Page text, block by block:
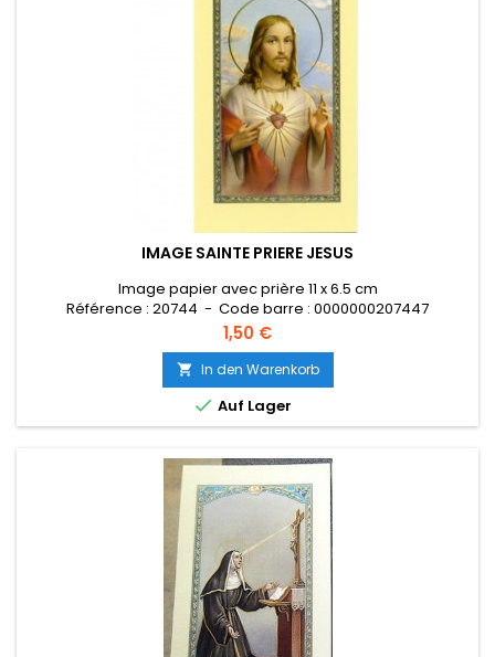
IMAGE SAINTE PRIERE JESUS
Image papier avec prière 11 x 6.5 cm
Référence : 20744 - Code barre : 0000000207447
Preis
1,50 €
 In den Warenkorb
 Auf Lager